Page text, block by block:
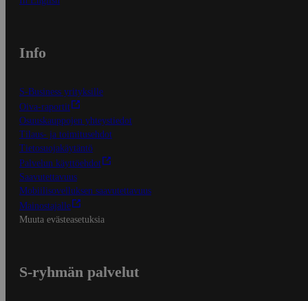
Info
S-Business yrityksille
Oiva-raportit
Osuuskauppojen yhteystiedot
Tilaus- ja toimitusehdot
Tietosuojakäytäntö
Palvelun käyttöehdot
Saavutettavuus
Mobiilisovelluksen saavutettavuus
Mainostajalle
Muuta evästeasetuksia
S-ryhmän palvelut